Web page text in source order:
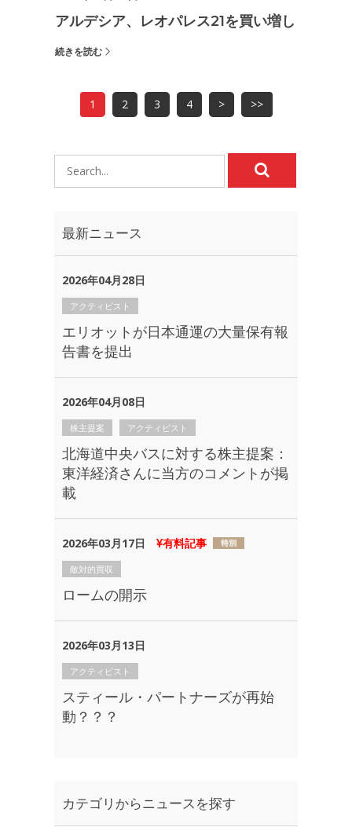
アルデシア、レオパレス21を買い増し
続きを読む
1 2 3 4 > >>
最新ニュース
2026年04月28日
アクティビスト
エリオットが日本通運の大量保有報
告書を提出
2026年04月08日
株主提案 アクティビスト
北海道中央バスに対する株主提案：
東洋経済さんに当方のコメントが掲
載
2026年03月17日 有料記事
敵対的買収
ロームの開示
2026年03月13日
アクティビスト
スティール・パートナーズが再始
動？？？
カテゴリからニュースを探す